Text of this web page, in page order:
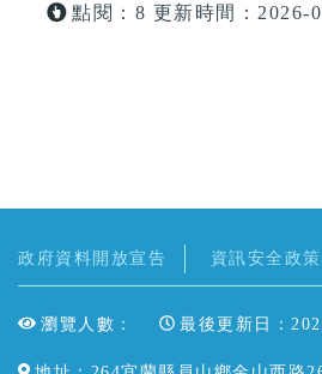
點閱：8 更新時間：2026-
政府資料開放宣告 資訊安全政策
瀏覽人數： 最後更新日：